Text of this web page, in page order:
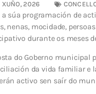
XUÑO, 2026
a súa programación de
nenas, mocidade,
durante os meses
do Goberno municipal
da vida familiar e
activo sen saír do